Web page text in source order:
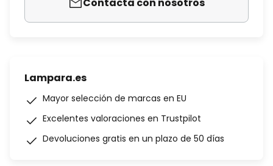
Lampara.es
Mayor selección de marcas en EU
Excelentes valoraciones en Trustpilot
Devoluciones gratis en un plazo de 50 días